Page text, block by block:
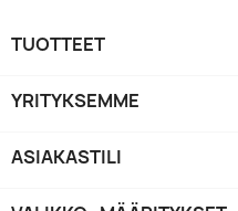
TUOTTEET
YRITYKSEMME
ASIAKASTILI